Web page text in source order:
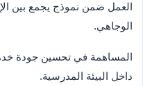
العمل ضمن نموذج يجمع بين
الوجاهي.
المساهمة في تحسين جودة
داخل البيئة المدرسية.